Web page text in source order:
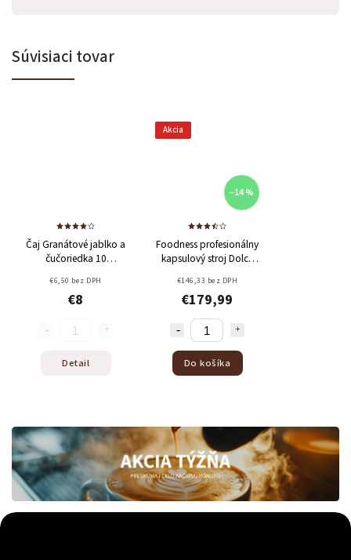
Súvisiaci tovar
Čaj Granátové jablko a
čučoriedka 10
€6,50 bez DPH
€8
Detail
Akcia
–14 %
Foodness profesionálny
kapsulový stroj Dolce
€146,33 bez DPH
€179,99
Do košíka